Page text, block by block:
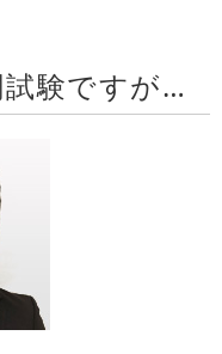
公認会計士試験は難関試験ですが、正しい努力を続ければ合格できる試験だと思います